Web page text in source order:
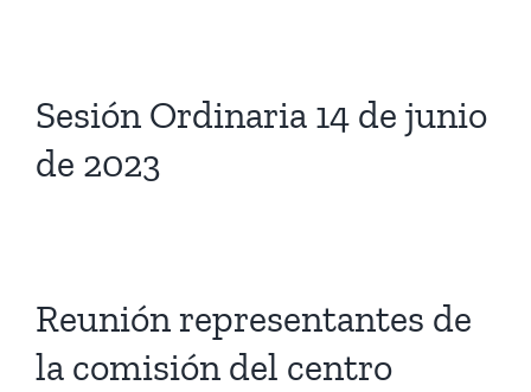
Sesión Ordinaria 14 de junio
de 2023
Reunión representantes de
la comisión del centro